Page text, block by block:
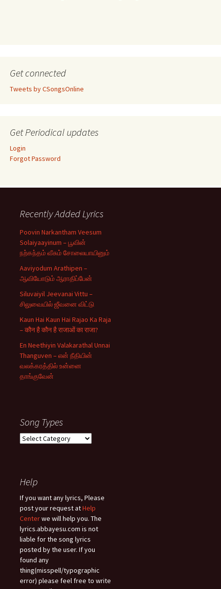
Get connected
Tweets by CSongsOnline
Get Periodical updates
Login
Forgot Password
Recently Added Lyrics
Poovin Narkantham Veesum
Solaiyaayinum – பூவின்
நற்கந்தம் வீசும் சோலையாயினும்
Aaviyodum Arathipen –
ஆவியோடும் ஆராதிப்பேன்
Siluvaiyil Jeevanai Vittu –
சிலுவையில் ஜீவனை விட்டு
Kaun Hai Kaun Hai Rajao Ka Raja
– कौन है कौन है राजाओं का राजा?
En Neethiyin Valakarathal Unnai
Thanguven – என் நீதியின்
வலக்கரத்தில் உன்னை
தாங்குவேன்
Song Types
Song
Help
If you want any lyrics, Please
post your request atHelp
Centerwe will help you. The
lyrics.abbayesu.com is not
liable for the song lyrics
posted by the user. If you
found any
thing(misspell/typographic
error) please feel free to write